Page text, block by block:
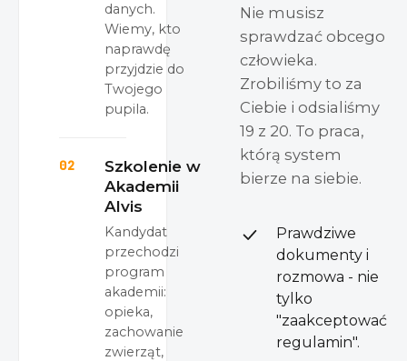
danych.
Wiemy, kto
naprawdę
przyjdzie do
Twojego
pupila.
02
Szkolenie w
Akademii
Alvis
Kandydat
przechodzi
program
akademii:
opieka,
zachowanie
zwierząt,
Nie musisz
sprawdzać obcego
człowieka.
Zrobiliśmy to za
Ciebie i odsialiśmy
19 z 20. To praca,
którą system
bierze na siebie.
Prawdziwe
dokumenty i
rozmowa - nie
tylko
"zaakceptować
regulamin".